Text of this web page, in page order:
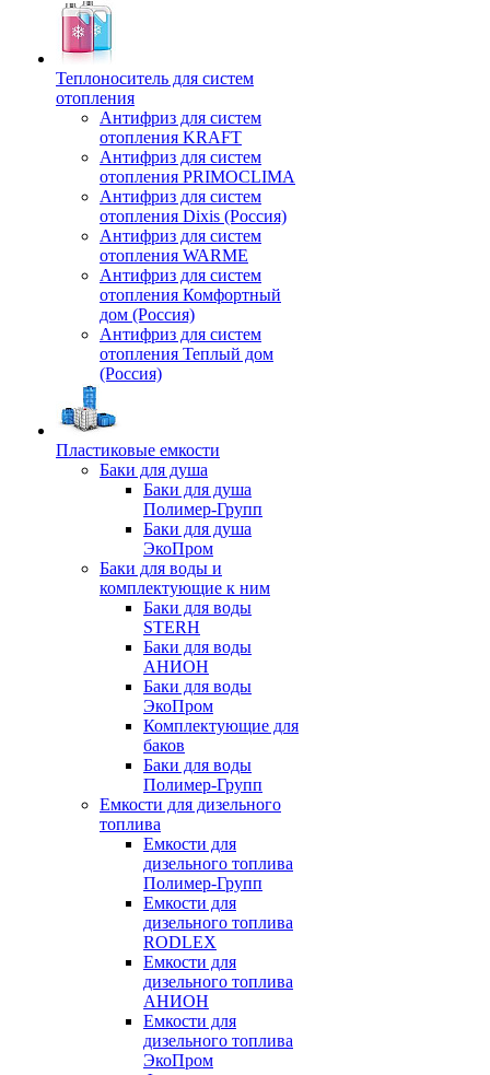
Теплоноситель для систем
отопления
Антифриз для систем
отопления KRAFT
Антифриз для систем
отопления PRIMOCLIMA
Антифриз для систем
отопления Dixis (Россия)
Антифриз для систем
отопления WARME
Антифриз для систем
отопления Комфортный
дом (Россия)
Антифриз для систем
отопления Теплый дом
(Россия)
Пластиковые емкости
Баки для душа
Баки для душа
Полимер-Групп
Баки для душа
ЭкоПром
Баки для воды и
комплектующие к ним
Баки для воды
STERH
Баки для воды
АНИОН
Баки для воды
ЭкоПром
Комплектующие для
баков
Баки для воды
Полимер-Групп
Емкости для дизельного
топлива
Емкости для
дизельного топлива
Полимер-Групп
Емкости для
дизельного топлива
RODLEX
Емкости для
дизельного топлива
АНИОН
Емкости для
дизельного топлива
ЭкоПром